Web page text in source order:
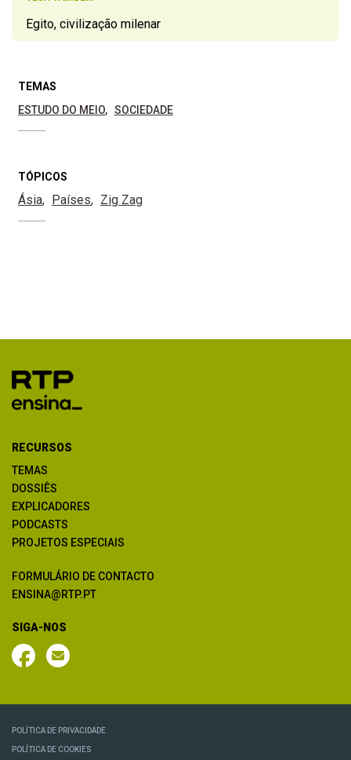
Egito, civilização milenar
TEMAS
ESTUDO DO MEIO
SOCIEDADE
TÓPICOS
Ásia Países Zig Zag
RECURSOS
TEMAS
DOSSIÊS
EXPLICADORES
PODCASTS
PROJETOS ESPECIAIS
FORMULÁRIO DE CONTACTO
ENSINA@RTP.PT
SIGA-NOS
POLÍTICA DE PRIVACIDADE
POLÍTICA DE COOKIES